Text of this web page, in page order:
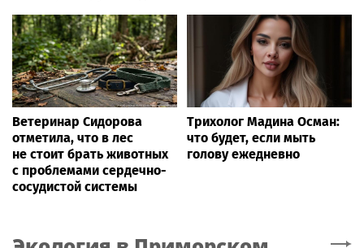
Ветеринар Сидорова
отметила, что в лес
не стоит брать животных
с проблемами сердечно-
сосудистой системы
Трихолог Мадина Осман:
что будет, если мыть
голову ежедневно